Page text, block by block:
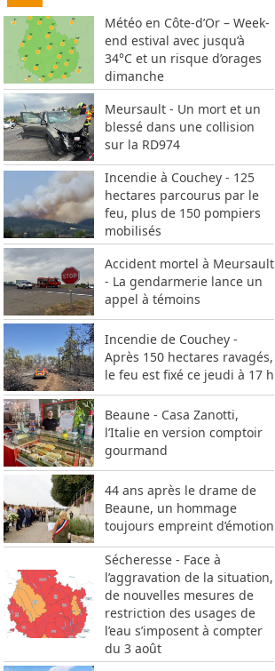
Météo en Côte-d’Or – Week-
end estival avec jusqu’à
34°C et un risque d’orages
dimanche
Meursault - Un mort et un
blessé dans une collision
sur la RD974
Incendie à Couchey - 125
hectares parcourus par le
feu, plus de 150 pompiers
mobilisés
Accident mortel à Meursault
- La gendarmerie lance un
appel à témoins
Incendie de Couchey -
Après 150 hectares ravagés,
le feu est fixé ce jeudi à 17 h
Beaune - Casa Zanotti,
l’Italie en version comptoir
gourmand
44 ans après le drame de
Beaune, un hommage
toujours empreint d’émotion
Sécheresse - Face à
l’aggravation de la situation,
de nouvelles mesures de
restriction des usages de
l’eau s’imposent à compter
du 3 août